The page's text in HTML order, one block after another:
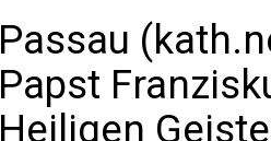
Passau
Papst
Heiligen